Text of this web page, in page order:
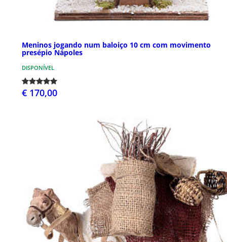
Meninos jogando num baloiço 10 cm com movimento
presépio Nápoles
DISPONÍVEL
€ 170,00